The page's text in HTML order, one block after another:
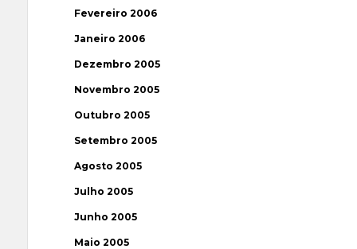
Fevereiro 2006
Janeiro 2006
Dezembro 2005
Novembro 2005
Outubro 2005
Setembro 2005
Agosto 2005
Julho 2005
Junho 2005
Maio 2005